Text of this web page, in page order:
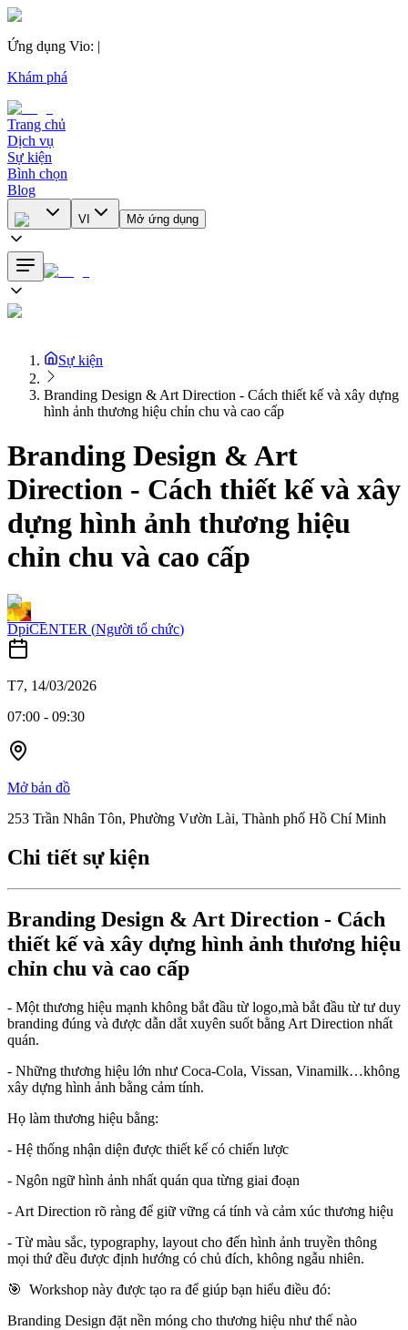
Ứng dụng Vio: |
Khám phá
Trang chủ
Dịch vụ
Sự kiện
Bình chọn
Blog
VI Mở ứng dụng
Sự kiện
Branding Design & Art Direction - Cách thiết kế và xây dựng
hình ảnh thương hiệu chỉn chu và cao cấp
Branding Design & Art
Direction - Cách thiết kế và xây
dựng hình ảnh thương hiệu
chỉn chu và cao cấp
DpiCENTER (Người tổ chức)
T7, 14/03/2026
07:00 - 09:30
Mở bản đồ
253 Trần Nhân Tôn, Phường Vườn Lài, Thành phố Hồ Chí Minh
Chi tiết sự kiện
Branding Design & Art Direction - Cách
thiết kế và xây dựng hình ảnh thương hiệu
chỉn chu và cao cấp
- Một thương hiệu mạnh không bắt đầu từ logo,mà bắt đầu từ tư duy
branding đúng và được dẫn dắt xuyên suốt bằng Art Direction nhất
quán.
- Những thương hiệu lớn như Coca-Cola, Vissan, Vinamilk…không
xây dựng hình ảnh bằng cảm tính.
Họ làm thương hiệu bằng:
- Hệ thống nhận diện được thiết kế có chiến lược
- Ngôn ngữ hình ảnh nhất quán qua từng giai đoạn
- Art Direction rõ ràng để giữ vững cá tính và cảm xúc thương hiệu
- Từ màu sắc, typography, layout cho đến hình ảnh truyền thông
mọi thứ đều được định hướng có chủ đích, không ngẫu nhiên.
🎯 Workshop này được tạo ra để giúp bạn hiểu điều đó:
Branding Design đặt nền móng cho thương hiệu như thế nào